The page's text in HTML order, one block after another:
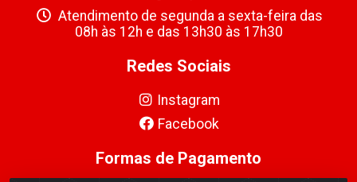
Atendimento de segunda a sexta-feira das
08h às 12h e das 13h30 às 17h30
Redes Sociais
Instagram
Facebook
Formas de Pagamento